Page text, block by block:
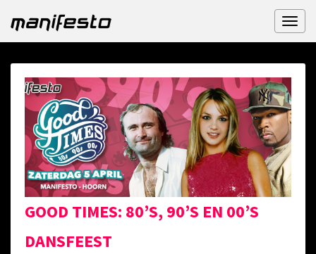
GOOD TIMES: 80’S, 90’S EN 00’S
DANSFEEST